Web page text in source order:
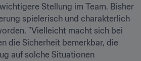
Stellung im Team. Bisher
spielerisch und charakterlich
"Vielleicht macht sich bei
die Sicherheit bemerkbar, die
auf solche Situationen